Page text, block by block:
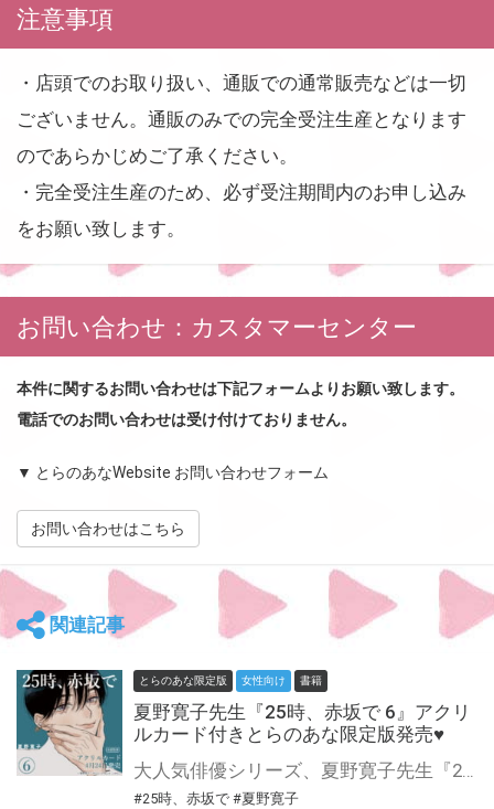
注意事項
・店頭でのお取り扱い、通販での通常販売などは一切
ございません。通販のみでの完全受注生産となります
のであらかじめご了承ください。
・完全受注生産のため、必ず受注期間内のお申し込み
をお願い致します。
お問い合わせ：カスタマーセンター
本件に関するお問い合わせは下記フォームよりお願い致します。
電話でのお問い合わせは受け付けておりません。
▼ とらのあなWebsite お問い合わせフォーム
お問い合わせはこちら
関連記事
とらのあな限定版 女性向け 書籍
夏野寛子先生『25時、赤坂で 6』アクリ
ルカード付きとらのあな限定版発売♥
大人気俳優シリーズ、夏野寛子先生『25時、赤坂で』、最新6巻が4月24日に発売！ とらのあなでは刊行を記念してアクリルカード付きとらのあな限定版を発売致します♥ 池袋店・通販にて予約開始！とらのあな限定版は数量限定生産となりますので、お早めにご予約下さい！
#25時、赤坂で #夏野寛子